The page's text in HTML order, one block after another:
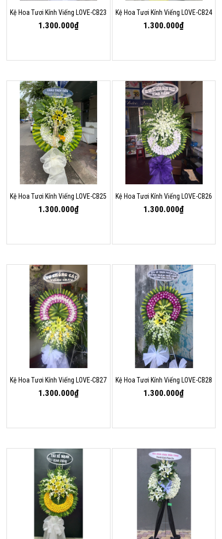
Kệ Hoa Tươi Kính Viếng LOVE-CB23
1.300.000₫
Kệ Hoa Tươi Kính Viếng LOVE-CB24
1.300.000₫
Kệ Hoa Tươi Kính Viếng LOVE-CB25
1.300.000₫
Kệ Hoa Tươi Kính Viếng LOVE-CB26
1.300.000₫
Kệ Hoa Tươi Kính Viếng LOVE-CB27
1.300.000₫
Kệ Hoa Tươi Kính Viếng LOVE-CB28
1.300.000₫